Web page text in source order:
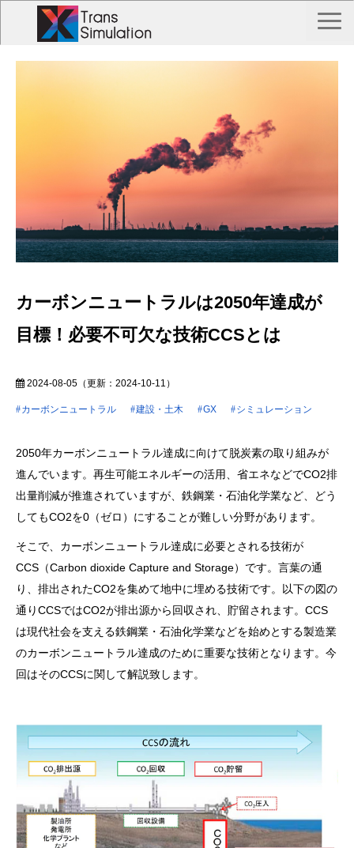
Trans Simulation 事例一覧
私たちについて
カーボンニュートラルは2050年達成が
目標！必要不可欠な技術CCSとは
2024-08-05 （更新： 2024-10-11 ）
カーボンニュートラル 建設・土木 GX シミュレーション
2050年カーボンニュートラル達成に向けて脱炭素の取り組みが
進んでいます。再生可能エネルギーの活用、省エネなどでCO2排
出量削減が推進されていますが、鉄鋼業・石油化学業など、どう
してもCO2を0（ゼロ）にすることが難しい分野があります。
そこで、カーボンニュートラル達成に必要とされる技術が
CCS（Carbon dioxide Capture and Storage）です。言葉の通
り、排出されたCO2を集めて地中に埋める技術です。以下の図の
通りCCSではCO2が排出源から回収され、貯留されます。CCS
は現代社会を支える鉄鋼業・石油化学業などを始めとする製造業
のカーボンニュートラル達成のために重要な技術となります。今
回はそのCCSに関して解説致します。